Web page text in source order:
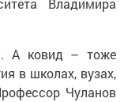
Владимира
А ковид – тоже
в школах, вузах,
Чуланов